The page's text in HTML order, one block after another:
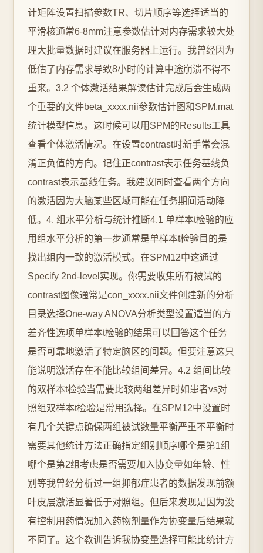
计矩阵设置扫描参数TR、切片顺序等选择适当的
平滑核通常6-8mm注意参数估计对内存需求较大处
理大批量数据时建议在服务器上运行。我曾经因为
低估了内存需求导致8小时的计算中途崩溃不得不
重来。3.2 个体激活结果解读估计完成后会生成两
个重要的文件beta_xxxx.nii参数估计图和SPM.mat
统计模型信息。这时候可以用SPM的Results工具
查看个体激活情况。在设置contrast时新手常会混
淆正负值的方向。记住正contrast表示任务基线负
contrast表示基线任务。我建议同时查看两个方向
的激活因为大脑某些区域可能在任务期间活动降
低。4. 组水平分析与统计推断4.1 单样本t检验的应
用组水平分析的第一步通常是单样本t检验目的是
找出组内一致的激活模式。在SPM12中这通过
Specify 2nd-level实现。你需要收集所有被试的
contrast图像通常是con_xxxx.nii文件创建新的分析
目录选择One-way ANOVA分析类型设置适当的方
差齐性选项单样本t检验的结果可以回答这个任务
是否可靠地激活了特定脑区的问题。但要注意这只
能说明激活存在不能比较组间差异。4.2 组间比较
的双样本t检验当需要比较两组差异时如患者vs对
照组双样本t检验是常用选择。在SPM12中设置时
有几个关键点确保两组被试数量平衡严重不平衡时
需要其他统计方法正确指定组别顺序哪个是第1组
哪个是第2组考虑是否需要加入协变量如年龄、性
别等我曾经分析过一组抑郁症患者的数据发现前额
叶皮层激活显著低于对照组。但后来发现是因为没
有控制用药情况加入药物剂量作为协变量后结果就
不同了。这个教训告诉我协变量选择可能比统计方